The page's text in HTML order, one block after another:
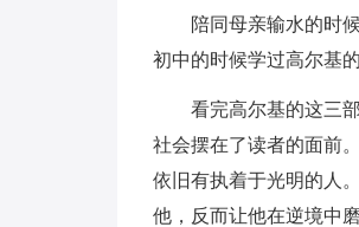
陪同母亲输水的时
初中的时候学过高尔基
看完高尔基的这三
社会摆在了读者的面前
依旧有执着于光明的人
他，反而让他在逆境中